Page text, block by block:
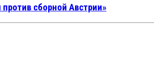
сборной Австрии»